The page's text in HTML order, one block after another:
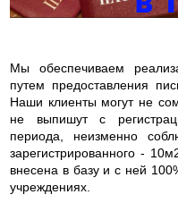
Мы обеспечиваем
путем предоставления
Наши клиенты могут не
не выпишут с
периода, неизменно
зарегистрированного -
внесена в базу и с ней
учреждениях.